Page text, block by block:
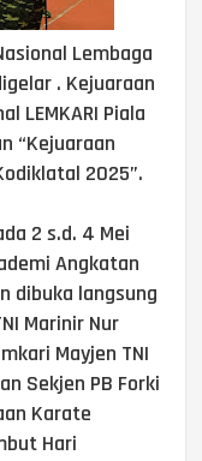
Lembaga
. Kejuaraan
LEMKARI Piala
“Kejuaraan
2025”.
2 s.d. 4 Mei
Angkatan
dibuka langsung
Marinir Nur
Mayjen TNI
Sekjen PB Forki
Karate
Hari